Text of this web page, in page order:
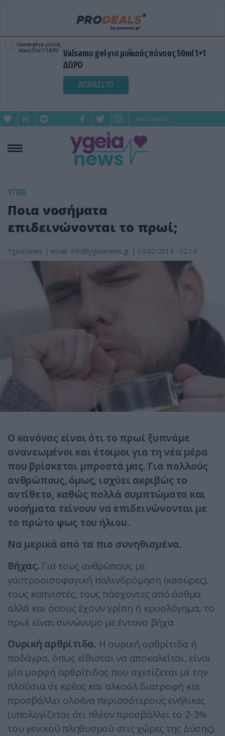
Valsamo gel για μυϊκούς πόνους 50ml 1+1
ΔΩΡΟ
ΑΓΟΡΑΣΕ ΤΟ
ΥΓΕΙΑ
Ποια νοσήματα
επιδεινώνονται το πρωί;
YgeiaNews | email: info@ygeianews.gr | 03/02/2014 - 12:14
Ο κανόνας είναι ότι το πρωί ξυπνάμε
ανανεωμένοι και έτοιμοι για τη νέα μέρα
που βρίσκεται μπροστά μας. Για πολλούς
ανθρώπους, όμως, ισχύει ακριβώς το
αντίθετο, καθώς πολλά συμπτώματα και
νοσήματα τείνουν να επιδεινώνονται με
το πρώτο φως του ήλιου.
Να μερικά από τα πιο συνηθισμένα.
Βήχας. Για τους ανθρώπους με
γαστροοισοφαγική παλινδρόμηση (καούρες),
τους καπνιστές, τους πάσχοντες από άσθμα
αλλά και όσους έχουν γρίπη ή κρυολόγημα, το
πρωί είναι συνώνυμο με έντονο βήχα.
Ουρική αρθρίτιδα. Η ουρική αρθρίτιδα ή
ποδάγρα, όπως είθισται να αποκαλείται, είναι
μία μορφή αρθρίτιδας που σχετίζεται με την
πλούσια σε κρέας και αλκοόλ διατροφή και
προσβάλλει ολοένα περισσότερους ενήλικες
(υπολογίζεται ότι πλέον προσβάλλει το 2-3%
του γενικού πληθυσμού στις χώρες της Δύσης).